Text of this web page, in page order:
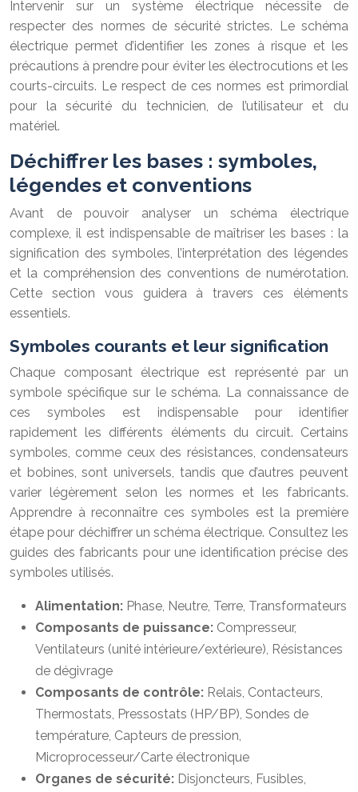
Intervenir sur un système électrique nécessite de
respecter des normes de sécurité strictes. Le schéma
électrique permet d’identifier les zones à risque et les
précautions à prendre pour éviter les électrocutions et les
courts-circuits. Le respect de ces normes est primordial
pour la sécurité du technicien, de l’utilisateur et du
matériel.
Déchiffrer les bases : symboles,
légendes et conventions
Avant de pouvoir analyser un schéma électrique
complexe, il est indispensable de maîtriser les bases : la
signification des symboles, l’interprétation des légendes
et la compréhension des conventions de numérotation.
Cette section vous guidera à travers ces éléments
essentiels.
Symboles courants et leur signification
Chaque composant électrique est représenté par un
symbole spécifique sur le schéma. La connaissance de
ces symboles est indispensable pour identifier
rapidement les différents éléments du circuit. Certains
symboles, comme ceux des résistances, condensateurs
et bobines, sont universels, tandis que d’autres peuvent
varier légèrement selon les normes et les fabricants.
Apprendre à reconnaître ces symboles est la première
étape pour déchiffrer un schéma électrique. Consultez les
guides des fabricants pour une identification précise des
symboles utilisés.
Alimentation: Phase, Neutre, Terre, Transformateurs
Composants de puissance: Compresseur,
Ventilateurs (unité intérieure/extérieure), Résistances
de dégivrage
Composants de contrôle: Relais, Contacteurs,
Thermostats, Pressostats (HP/BP), Sondes de
température, Capteurs de pression,
Microprocesseur/Carte électronique
Organes de sécurité: Disjoncteurs, Fusibles,